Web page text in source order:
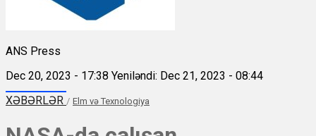
ANS Press
Dec 20, 2023 - 17:38 Yeniləndi: Dec 21, 2023 - 08:44
XƏBƏRLƏR / Elm və Texnologiya